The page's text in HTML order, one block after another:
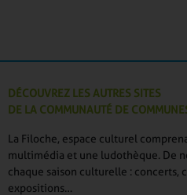
DÉCOUVREZ LES AUTRES SITES
DE LA COMMUNAUTÉ DE
La Filoche, espace culturel
multimédia et une ludothèque. De
chaque saison culturelle : concerts,
expositions…